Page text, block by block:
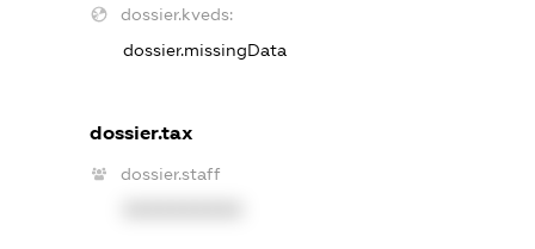
dossier.kveds:
dossier.missingData
dossier.tax
dossier.staff